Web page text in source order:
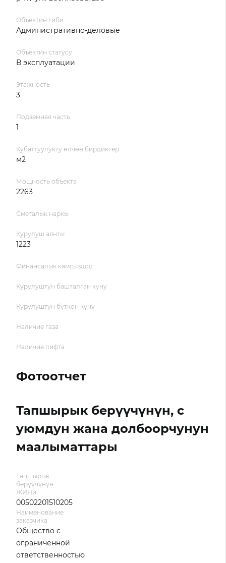
Объектин тиби
Административно-деловые
Объектин статусу
В эксплуатации
Этажность
3
Подземная часть
1
Кубаттуулукту өлчөө бирдиктер
м2
Мощность объекта
2263
Сметалык наркы
Курулуш аянты
1223
Финансалык камсыздоо
Курулуштун башталган куну
Курулуштун бүткөн күнү
Наличие газа
Наличие лифта
Фотоотчет
Тапшырык берүүчүнүн, с
уюмдун жана долбоорчунун
маалыматтары
Тапшырык
берүүчүнүн
ЖИНи
00502201510205
Наименование
заказчика
Общество с
ограниченной
ответственностью